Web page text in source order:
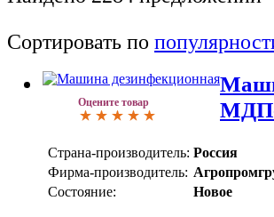
Сортировать по
Оцените товар
Страна-производитель: Россия
Фирма-производитель:
Состояние:
Новое